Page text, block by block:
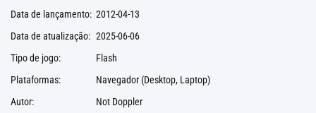
Data de lançamento: 2012-04-13
Data de atualização: 2025-06-06
Tipo de jogo:
Flash
Plataformas:
Navegador (Desktop, Laptop)
Autor:
Not Doppler